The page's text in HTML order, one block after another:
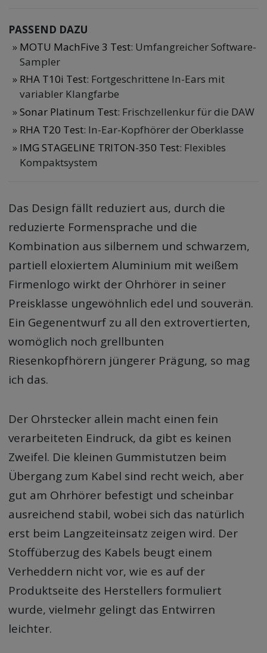
PASSEND DAZU
MOTU MachFive 3 Test: Umfangreicher Software-
Sampler
RHA T10i Test: Fortgeschrittene In-Ears mit
variabler Klangfarbe
Sonar Platinum Test: Frischzellenkur für die DAW
RHA T20 Test: In-Ear-Kopfhörer der Oberklasse
IMG STAGELINE TRITON-350 Test: Flexibles
Kompaktsystem
Das Design fällt reduziert aus, durch die
reduzierte Formensprache und die
Kombination aus silbernem und schwarzem,
partiell eloxiertem Aluminium mit weißem
Firmenlogo wirkt der Ohrhörer in seiner
Preisklasse ungewöhnlich edel und souverän.
Ein Gegenentwurf zu all den extrovertierten,
womöglich noch grellbunten
Riesenkopfhörern jüngerer Prägung, so mag
ich das.
Der Ohrstecker allein macht einen fein
verarbeiteten Eindruck, da gibt es keinen
Zweifel. Die kleinen Gummistutzen beim
Übergang zum Kabel sind recht weich, aber
gut am Ohrhörer befestigt und scheinbar
ausreichend stabil, wobei sich das natürlich
erst beim Langzeiteinsatz zeigen wird. Der
Stoffüberzug des Kabels beugt einem
Verheddern nicht vor, wie es auf der
Produktseite des Herstellers formuliert
wurde, vielmehr gelingt das Entwirren
leichter.